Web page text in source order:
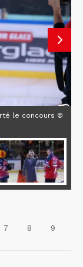
le concours ©
7 8 9